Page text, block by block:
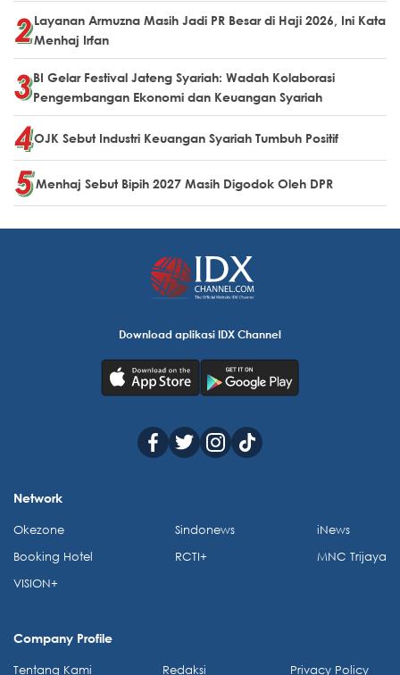
Layanan Armuzna Masih Jadi PR Besar di Haji 2026, Ini Kata
Menhaj Irfan
BI Gelar Festival Jateng Syariah: Wadah Kolaborasi
Pengembangan Ekonomi dan Keuangan Syariah
OJK Sebut Industri Keuangan Syariah Tumbuh Positif
Menhaj Sebut Bipih 2027 Masih Digodok Oleh DPR
Download aplikasi IDX Channel
Network
Okezone
Booking Hotel
VISION+
Sindonews
RCTI+
iNews
MNC Trijaya
Company Profile
Tentang Kami Redaksi Privacy Policy